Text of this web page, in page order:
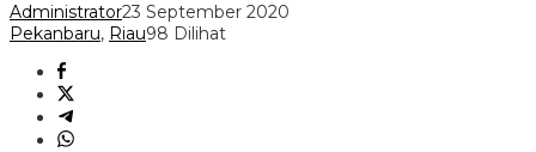
Administrator23 September 2020
Pekanbaru, Riau98 Dilihat